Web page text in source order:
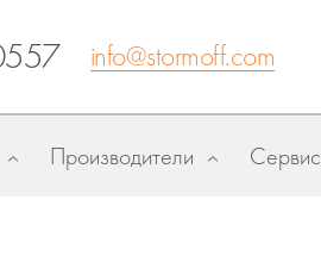
info@stormoff.com
Производители Сервис